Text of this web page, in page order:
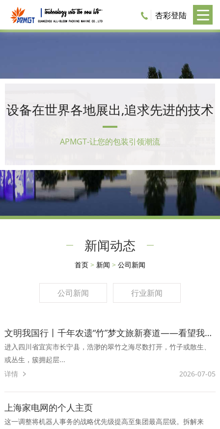
杏彩登陆
设备在世界各地展出,追求先进的技术
APMGT-让您的包装引领潮流
新闻动态
首页> 新闻 > 公司新闻
公司新闻 行业新闻
文明我国行丨千年农遗“竹”梦文旅新赛道——看望我国重要农业文明遗产四川宜宾竹体系
进入四川省宜宾市长宁县，浩渺的翠竹之海尽数打开，竹子或散生、
或丛生，簇拥起层...
详情
2026-07-05
上海家电网的个人主页
这一调整将机器人事务的战略优先级提高至集团最高层级。拆解来